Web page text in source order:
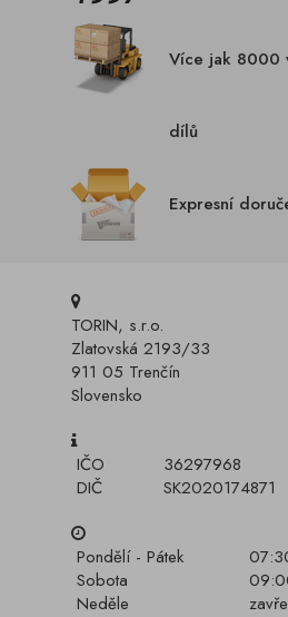
Více jak 8000
dílů
Expresní
TORIN, s.r.o.
Zlatovská 2193/33
911 05 Trenčín
Slovensko
IČO
36297968
DIČ
SK2020174871
Pondělí - Pátek
Sobota
Neděle